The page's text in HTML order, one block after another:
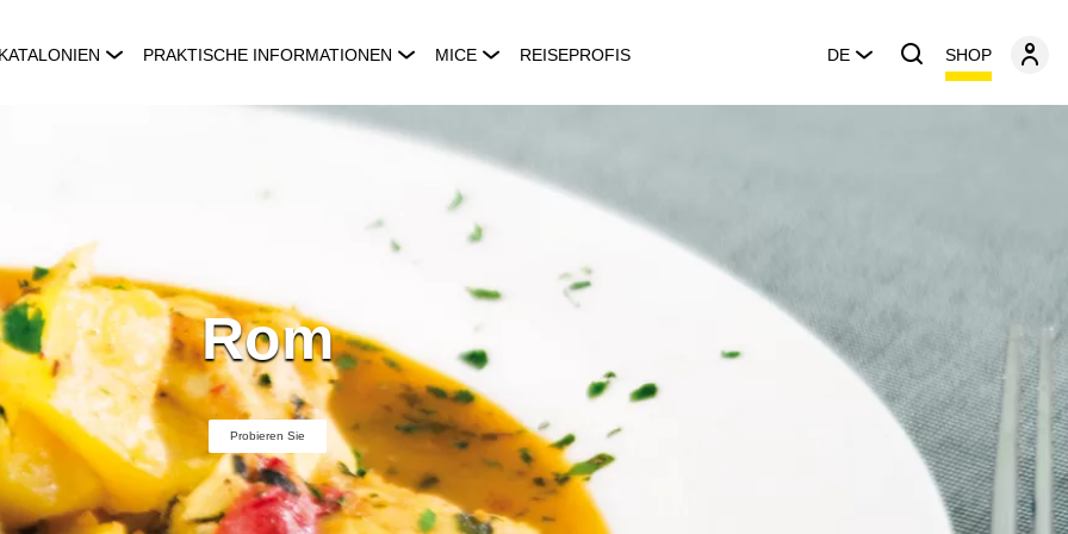
PRAKTISCHE INFORMATIONEN MICE REISEPROFIS DE SHOP
Rom
Probieren Sie